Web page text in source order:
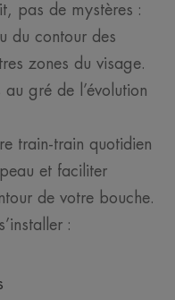
pas de mystères :
du contour des
zones du visage.
gré de l’évolution
train-train quotidien
et faciliter
de votre bouche.
: